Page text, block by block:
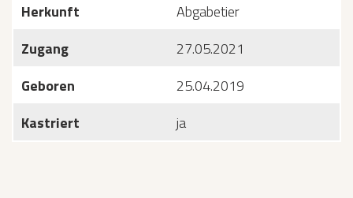
Herkunft
Abgabetier
Zugang
27.05.2021
Geboren
25.04.2019
Kastriert
ja